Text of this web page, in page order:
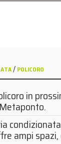
/ POLICORO
in
ampi